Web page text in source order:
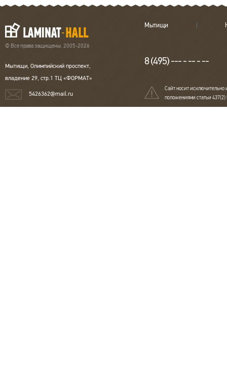
© Все права защищены. 2005-2026
Мытищи, Олимпийский проспект,
владение 29, стр.1 ТЦ «ФОРМАТ»
5426362@mail.ru
Мытищи
8 (495) --- - -- - --
Сайт носит исключительно
положениями статьи